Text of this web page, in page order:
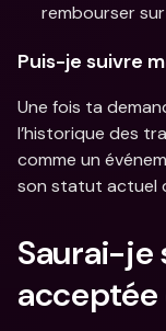
rembourser
Puis-je suivre
Une fois ta
l’historique des
comme un
son statut actuel
Saurai-je
acceptée